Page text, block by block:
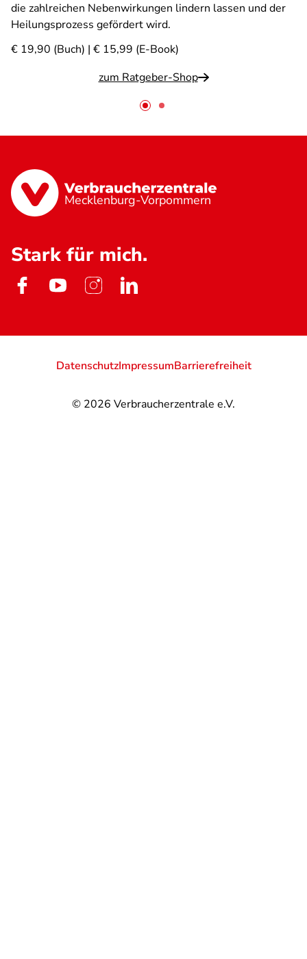
die zahlreichen Nebenwirkungen lindern lassen und der
Heilungsprozess gefördert wird.
€ 19,90 (Buch) | € 15,99 (E-Book)
zum Ratgeber-Shop
Mecklenburg-Vorpommern
Stark für mich.
© 2026 Verbraucherzentrale e.V.
DatenschutzImpressumBarrierefreiheit